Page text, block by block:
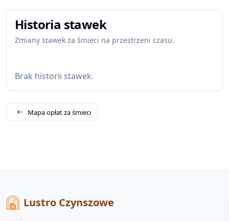
Historia stawek
Zmiany stawek za śmieci na przestrzeni czasu.
Brak historii stawek.
Mapa opłat za śmieci
Lustro Czynszowe